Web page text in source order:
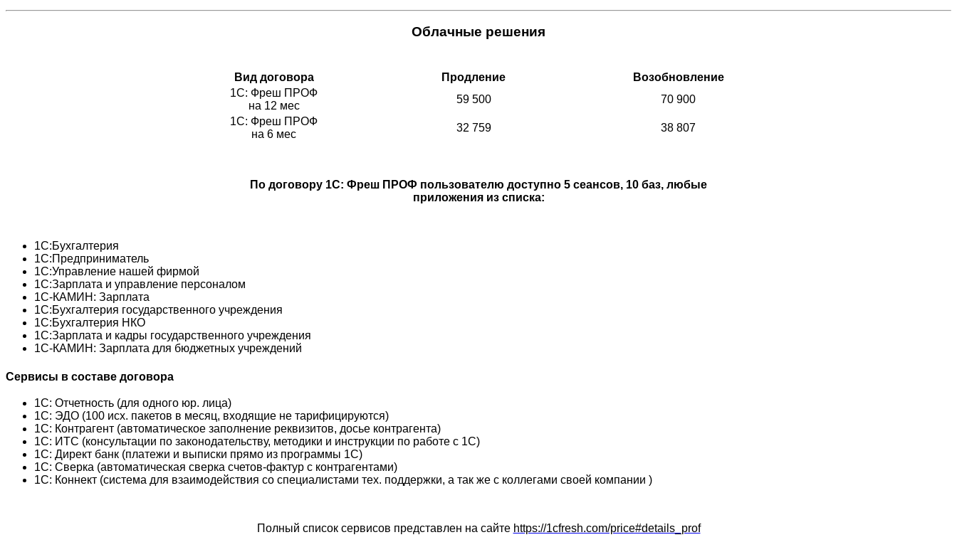
Облачные решения
Вид договора Продление
Возобновление
1С: Фреш ПРОФ
на 12 мес
59 500
70 900
1С: Фреш ПРОФ
на 6 мес
32 759 38 807
По договору 1С: Фреш ПРОФ пользователю доступно 5 сеансов, 10 баз, любые
приложения из списка:
1C:Бухгалтерия
1С:Предприниматель
1С:Управление нашей фирмой
1С:Зарплата и управление персоналом
1С-КАМИН: Зарплата
1С:Бухгалтерия государственного учреждения
1C:Бухгалтерия НКО
1С:Зарплата и кадры государственного учреждения
1С-КАМИН: Зарплата для бюджетных учреждений
Сервисы в составе договора
1С: Отчетность (для одного юр. лица)
1С: ЭДО (100 исх. пакетов в месяц, входящие не тарифицируются)
1С: Контрагент (автоматическое заполнение реквизитов, досье контрагента)
1С: ИТС (консультации по законодательству, методики и инструкции по работе с 1С)
1С: Директ банк (платежи и выписки прямо из программы 1С)
1С: Сверка (автоматическая сверка счетов-фактур с контрагентами)
1С: Коннект (система для взаимодействия со специалистами тех. поддержки, а так же с коллегами своей компании )
Полный список сервисов представлен на сайте https://1cfresh.com/price#details_prof